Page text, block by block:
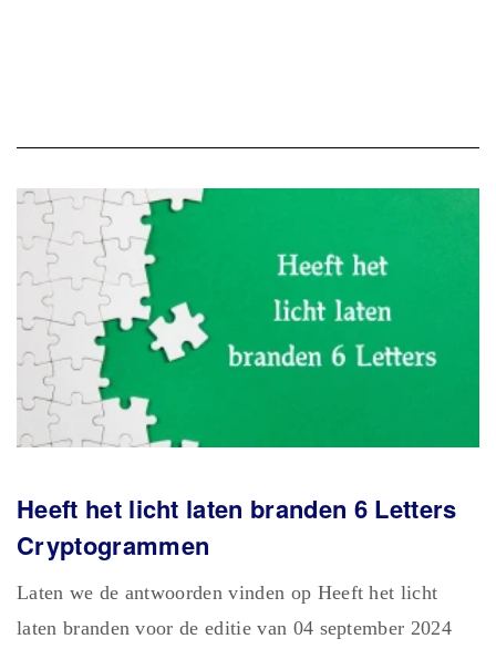
Heeft het licht laten branden 6 Letters
Cryptogrammen
Laten we de antwoorden vinden op Heeft het licht
laten branden voor de editie van 04 september 2024